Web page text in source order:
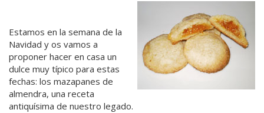
Estamos en la semana de la
Navidad y os vamos a
proponer hacer en casa un
dulce muy típico para estas
fechas: los mazapanes de
almendra, una receta
antiquísima de nuestro legado.